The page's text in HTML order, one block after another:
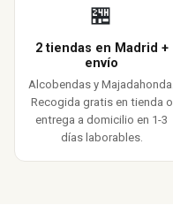
🏪
2 tiendas en Madrid +
envío
Alcobendas y Majadahonda.
Recogida gratis en tienda o
entrega a domicilio en 1-3
días laborables.